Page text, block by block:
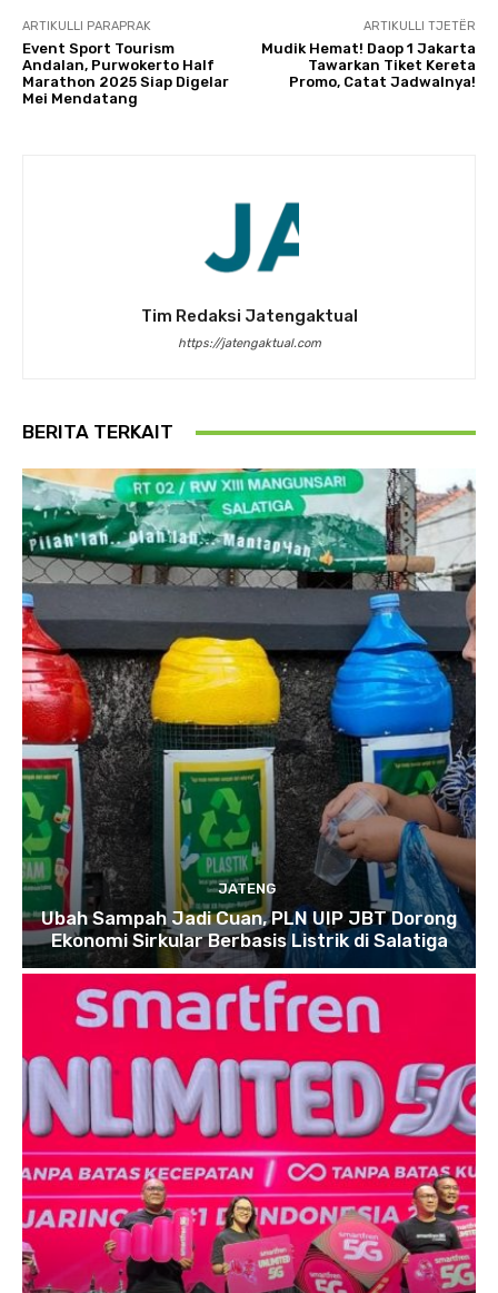
ARTIKULLI PARAPRAK
Event Sport Tourism
Andalan, Purwokerto Half
Marathon 2025 Siap Digelar
Mei Mendatang
ARTIKULLI TJETËR
Mudik Hemat! Daop 1 Jakarta
Tawarkan Tiket Kereta
Promo, Catat Jadwalnya!
Tim Redaksi Jatengaktual
https://jatengaktual.com
BERITA TERKAIT
JATENG
Ubah Sampah Jadi Cuan, PLN UIP JBT Dorong
Ekonomi Sirkular Berbasis Listrik di Salatiga